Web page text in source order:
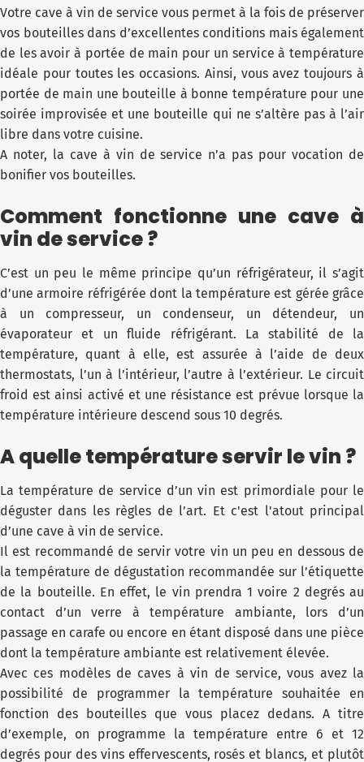
Votre cave à vin de service vous permet à la fois de préserver
vos bouteilles dans d’excellentes conditions mais également
de les avoir à portée de main pour un service à température
idéale pour toutes les occasions. Ainsi, vous avez toujours à
portée de main une bouteille à bonne température pour une
soirée improvisée et une bouteille qui ne s’altère pas à l’air
libre dans votre cuisine.
A noter, la cave à vin de service n’a pas pour vocation de
bonifier vos bouteilles.
Comment fonctionne une cave à
vin de service ?
C’est un peu le même principe qu’un réfrigérateur, il s’agit
d’une armoire réfrigérée dont la température est gérée grâce
à un compresseur, un condenseur, un détendeur, un
évaporateur et un fluide réfrigérant. La stabilité de la
température, quant à elle, est assurée à l’aide de deux
thermostats, l’un à l’intérieur, l’autre à l’extérieur. Le circuit
froid est ainsi activé et une résistance est prévue lorsque la
température intérieure descend sous 10 degrés.
A quelle température servir le vin ?
La température de service d’un vin est primordiale pour le
déguster dans les règles de l’art. Et c'est l'atout principal
d’une cave à vin de service.
Il est recommandé de servir votre vin un peu en dessous de
la température de dégustation recommandée sur l’étiquette
de la bouteille. En effet, le vin prendra 1 voire 2 degrés au
contact d’un verre à température ambiante, lors d’un
passage en carafe ou encore en étant disposé dans une pièce
dont la température ambiante est relativement élevée.
Avec ces modèles de caves à vin de service, vous avez la
possibilité de programmer la température souhaitée en
fonction des bouteilles que vous placez dedans. A titre
d’exemple, on programme la température entre 6 et 12
degrés pour des vins effervescents, rosés et blancs, et plutôt